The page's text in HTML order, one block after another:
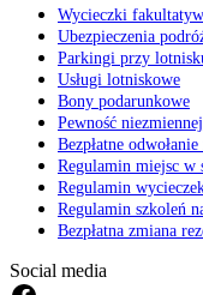
Wycieczki
Ubezpieczenia
Parkingi przy
Usługi lotniskowe
Bony podarunkowe
Pewność
Bezpłatne
Regulamin miejsc w
Regulamin
Regulamin szkoleń
Bezpłatna zmiana
Social media